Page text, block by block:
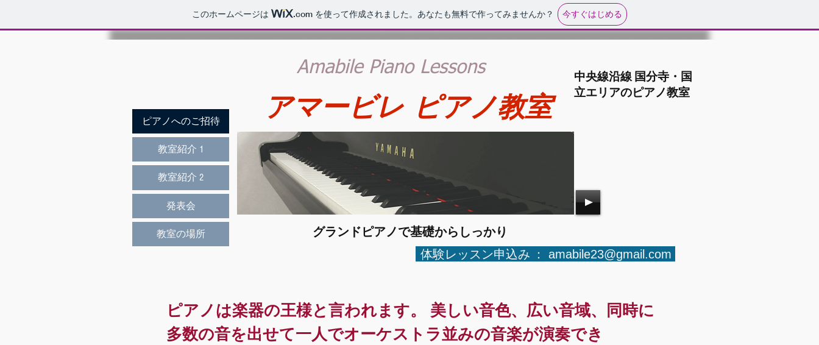
このホームページは .com を使って作成されました。あなたも無料で作ってみませんか？ 今すぐはじめる
Amabile Piano Lessons
アマービレ ピアノ教室
体験レッスン申込み ： amabile23@gmail.com
​グランドピアノで基礎からしっかり
中央線沿線 国分寺・国
立エリアのピアノ教室
ピアノへのご招待
教室紹介 1
教室紹介 2
発表会
教室の場所
ピアノは楽器の王様と言われます。 美しい音色、広い音域、同時に
多数の音を出せて一人でオーケストラ並みの音楽が演奏でき